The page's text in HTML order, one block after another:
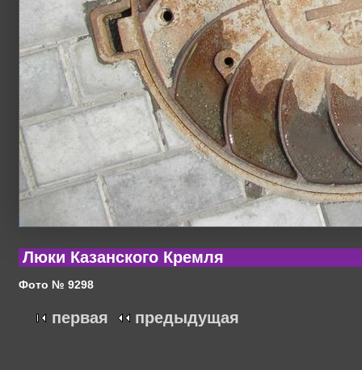
Люки Казанского Кремля
Фото № 9298
первая предыдущая